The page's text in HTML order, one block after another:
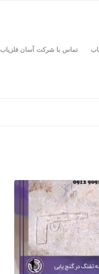
تماس با شرکت آسان فلزیاب